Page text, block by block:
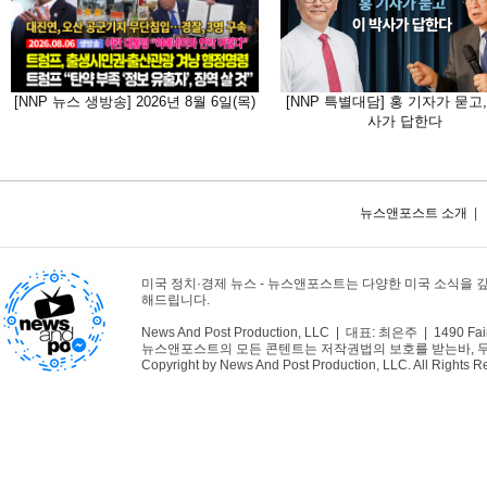
[NNP 뉴스 생방송] 2026년 8월 6일(목)
[NNP 특별대담] 홍 기자가 묻고
사가 답한다
뉴스앤포스트 소개
미국 정치·경제 뉴스 - 뉴스앤포스트는 다양한 미국 소식을
해드립니다.
News And Post Production, LLC | 대표: 최은주 | 1490
뉴스앤포스트의 모든 콘텐트는 저작권법의 보호를 받는바,
Copyright by News And Post Production, LLC. All Rights